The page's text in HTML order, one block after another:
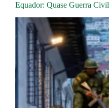
Equador: Quase Guerra Civil